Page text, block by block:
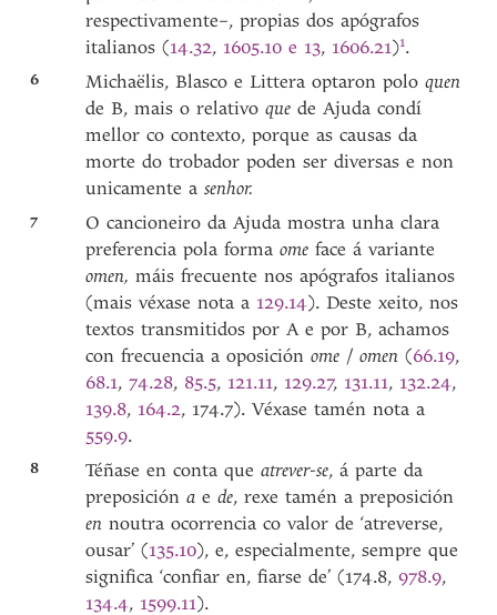
respectivamente–, propias dos apógrafos
italianos (14.32, 1605.10 e 13, 1606.21)1.
6 Michaëlis, Blasco e Littera optaron poloquen
de B, mais o relativoquede Ajuda condí
mellor co contexto, porque as causas da
morte do trobador poden ser diversas e non
unicamente asenhor.
7
O cancioneiro da Ajuda mostra unha clara
preferencia pola formaomeface á variante
omen, máis frecuente nos apógrafos italianos
(mais véxase nota a 129.14). Deste xeito, nos
textos transmitidos por A e por B, achamos
con frecuencia a oposiciónome /omen(66.19,
68.1,74.28, 85.5, 121.11, 129.27, 131.11, 132.24,
139.8, 164.2, 174.7). Véxase tamén nota a
559.9.
8 Téñase en conta queatrever-se, á parte da
preposicióna ede, rexe tamén a preposición
ennoutra ocorrencia co valor de ‘atreverse,
ousar’ (135.10), e, especialmente, sempre que
significa ‘confiar en, fiarse de’ (174.8,978.9,
134.4, 1599.11).